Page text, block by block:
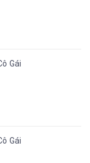
Gái
Gái